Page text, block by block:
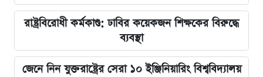
রাষ্ট্রবিরোধী কর্মকাণ্ড: ঢাবির কয়েকজন শিক্ষকের বিরুদ্ধে
ব্যবস্থা
জেনে নিন যুক্তরাষ্ট্রের সেরা ১০ ইঞ্জিনিয়ারিং বিশ্ববিদ্যালয়